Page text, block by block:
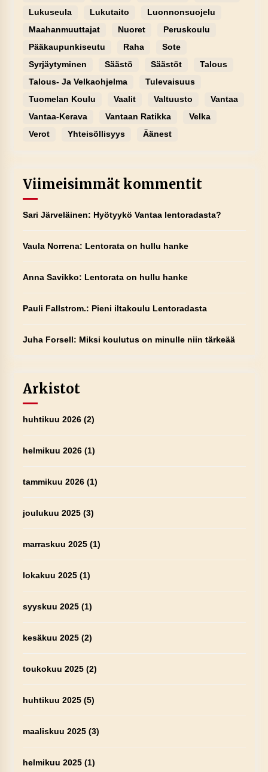
Lukuseula
Lukutaito
Luonnonsuojelu
Maahanmuuttajat
Nuoret
Peruskoulu
Pääkaupunkiseutu
Raha
Sote
Syrjäytyminen
Säästö Säästöt
Talous
Talous- Ja Velkaohjelma
Tulevaisuus
Tuomelan Koulu
Vaalit Valtuusto
Vantaa
Vantaa-Kerava
Vantaan Ratikka
Velka
Verot
Yhteisöllisyys Äänest
Viimeisimmät kommentit
Sari Järveläinen: Hyötyykö Vantaa lentoradasta?
Vaula Norrena: Lentorata on hullu hanke
Anna Savikko: Lentorata on hullu hanke
Pauli Fallstrom.: Pieni iltakoulu Lentoradasta
Juha Forsell: Miksi koulutus on minulle niin tärkeää
Arkistot
huhtikuu 2026(2)
helmikuu 2026(1)
tammikuu 2026(1)
joulukuu 2025(3)
marraskuu 2025(1)
lokakuu 2025(1)
syyskuu 2025(1)
kesäkuu 2025(2)
toukokuu 2025(2)
huhtikuu 2025(5)
maaliskuu 2025(3)
helmikuu 2025(1)